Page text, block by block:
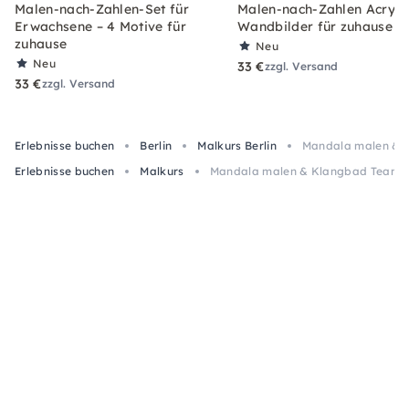
Malen-nach-Zahlen-Set für
Erwachsene – 4 Motive für
zuhause
Neu
33 €zzgl. Versand
Malen-nach-Zahlen Acryl-
Wandbilder für zuhause
Neu
33 €zzgl. Versand
Erlebnisse buchen Berlin Malkurs Berlin
Mandala malen &
Erlebnisse buchen
Malkurs Mandala malen & Klangbad Team-